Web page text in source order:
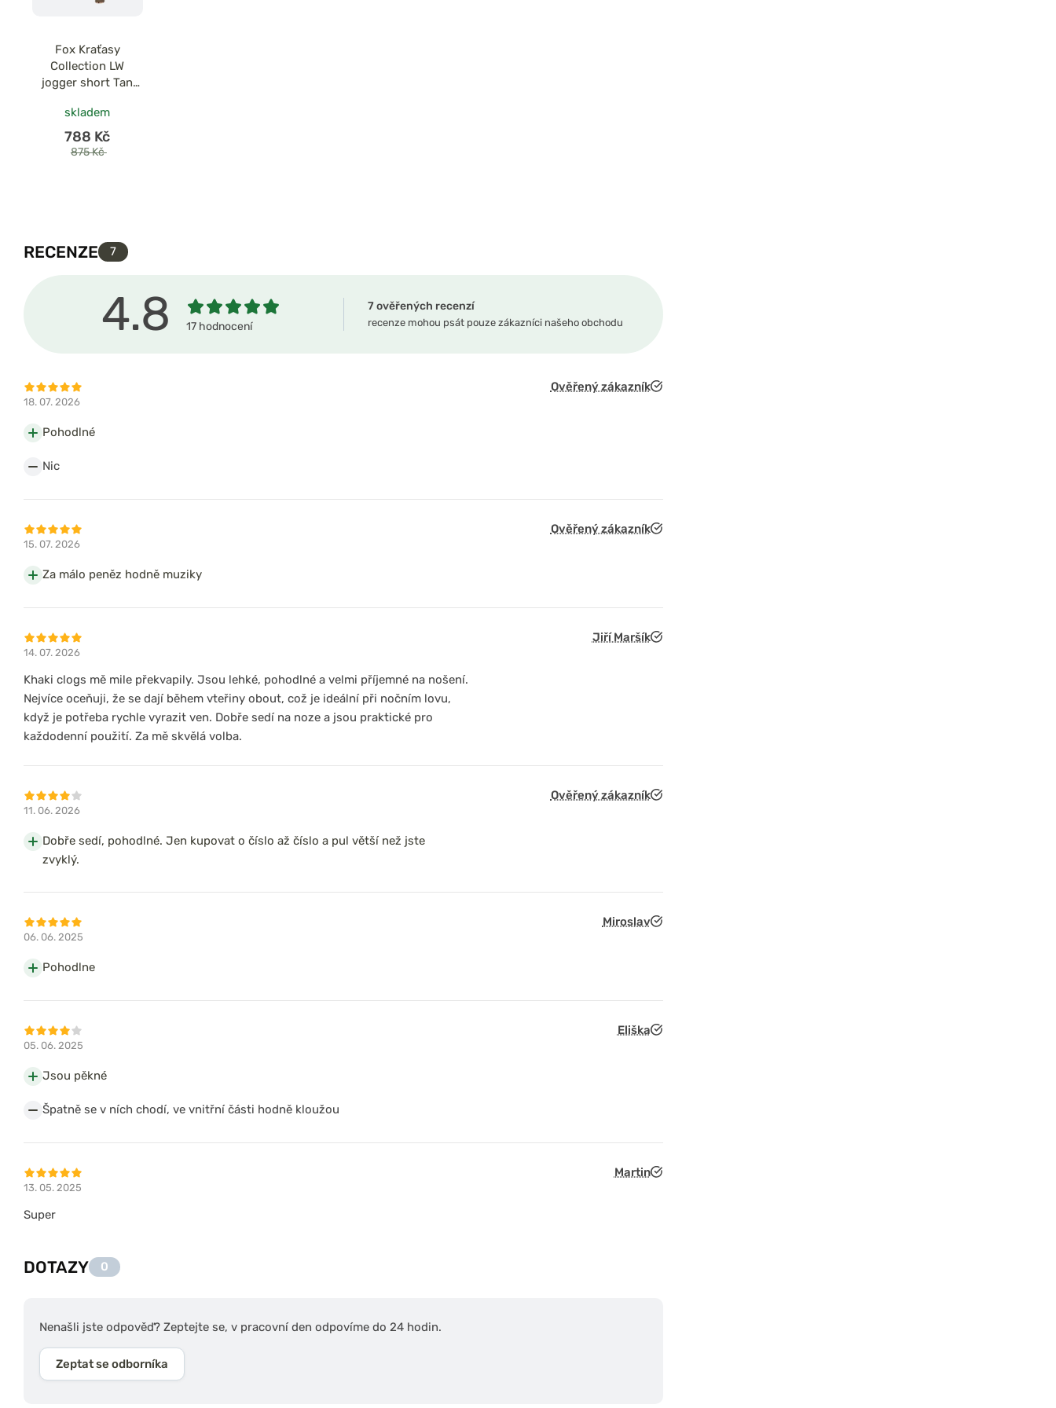
Fox Kraťasy
Collection LW
jogger short Tan
skladem
788 Kč
875 Kč
RECENZE 7
4.8 17 hodnocení
7 ověřených recenzí
recenze mohou psát pouze zákazníci našeho obchodu
18. 07. 2026
Ověřený zákazník
Pohodlné
Nic
15. 07. 2026
Ověřený zákazník
Za málo peněz hodně muziky
14. 07. 2026
Jiří Maršík
Khaki clogs mě mile překvapily. Jsou lehké, pohodlné a velmi příjemné na nošení.
Nejvíce oceňuji, že se dají během vteřiny obout, což je ideální při nočním lovu,
když je potřeba rychle vyrazit ven. Dobře sedí na noze a jsou praktické pro
každodenní použití. Za mě skvělá volba.
11. 06. 2026
Ověřený zákazník
Dobře sedí, pohodlné. Jen kupovat o číslo až číslo a pul větší než jste
zvyklý.
06. 06. 2025
Miroslav
Pohodlne
05. 06. 2025
Eliška
Jsou pěkné
Špatně se v ních chodí, ve vnitřní části hodně kloužou
13. 05. 2025
Martin
Super
DOTAZY 0
Nenašli jste odpověď? Zeptejte se, v pracovní den odpovíme do 24 hodin.
Zeptat se odborníka